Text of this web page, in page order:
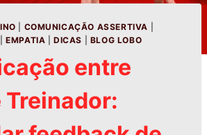
COMUNICAÇÃO ASSERTIVA
|EMPATIA |DICAS BLOG LOBO
entre
Treinador: